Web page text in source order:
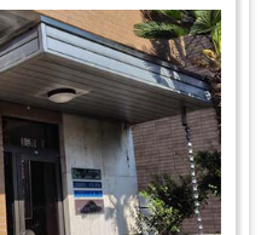
退職金制度 土日祝休み
密着
ライセンス(公認会計士＋税理士等）
美容に強み 飲食に強み